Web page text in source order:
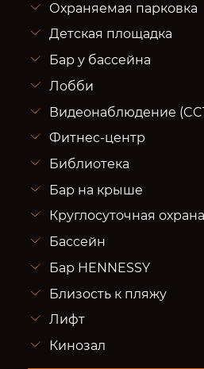
Охраняемая парковка
Детская площадка
Бар у бассейна
Лобби
Видеонаблюдение
Фитнес-центр
Библиотека
Бар на крыше
Круглосуточная
Бассейн
Бар HENNESSY
Близость к пляжу
Лифт
Кинозал